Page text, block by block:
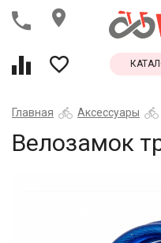
Главная Аксессуары
Велозамок